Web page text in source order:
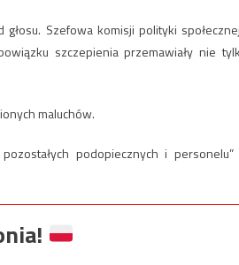
Szefowa komisji polityki
szczepienia przemawiały nie
maluchów.
podopiecznych i